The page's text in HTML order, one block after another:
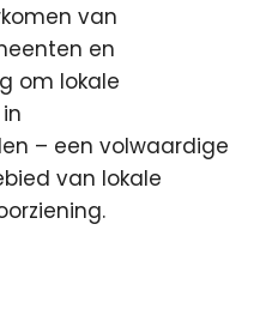
van
en
om lokale
– een volwaardige
van lokale